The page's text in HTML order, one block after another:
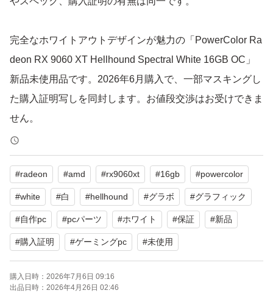
完全なホワイトアウトデザインが魅力の「PowerColor Ra
deon RX 9060 XT Hellhound Spectral White 16GB OC」
新品未使用品です。2026年6月購入で、一部マスキングし
た購入証明写しを同封します。お値段交渉はお受けできま
せん。
【本製品の特徴】
・昨今の高画質ゲームでのVRAM要求増加やグラボ価格の
高騰が続く中で、将来を見据えて長く安心してお使いいた
だける「大容量16GB」を搭載した非常に優秀なモデルで
ており、高い冷却性能と静音性を兼ね備えています。
#radeon #amd #rx9060xt #16gb #powercolor
#white #白 #hellhound #グラボ #グラフィック
#自作pc #pcパーツ #ホワイト #保証 #新品
#購入証明 #ゲーミングpc #未使用
購入日時： 2026年7月6日 09:16
出品日時： 2026年4月26日 02:46